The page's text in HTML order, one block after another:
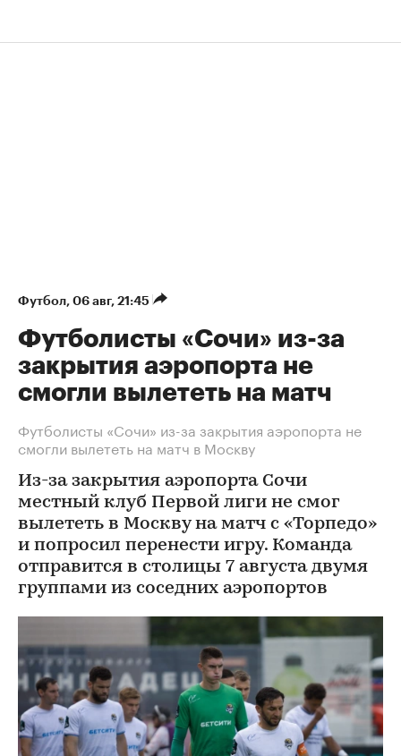
Футбол⁠, 06 авг, 21:45
Футболисты «Сочи» из-за
закрытия аэропорта не
смогли вылететь на матч
Футболисты «Сочи» из-за закрытия аэропорта не
смогли вылететь на матч в Москву
Из-за закрытия аэропорта Сочи
местный клуб Первой лиги не смог
вылететь в Москву на матч с «Торпедо»
и попросил перенести игру. Команда
отправится в столицы 7 августа двумя
группами из соседних аэропортов